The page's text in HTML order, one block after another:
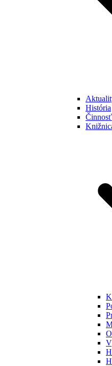
História
Činnosť